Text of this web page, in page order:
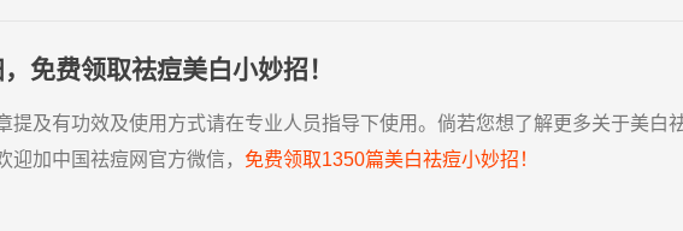
免费领取祛痘美白小妙招！
提及有功效及使用方式请在专业人员指导下使用。倘若您想了解更多关于美白
迎加中国祛痘网官方微信， 免费领取1350篇美白祛痘小妙招！